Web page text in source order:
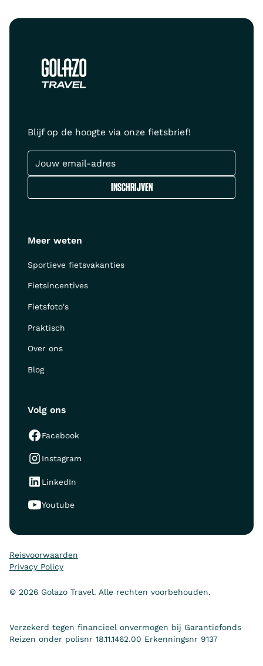
Blijf op de hoogte via onze fietsbrief!
Meer weten
Sportieve fietsvakanties
Fietsincentives
Fietsfoto's
Praktisch
Over ons
Blog
Volg ons
Facebook
Instagram
LinkedIn
Youtube
© 2026 Golazo Travel. Alle rechten voorbehouden.
Reisvoorwaarden
Privacy Policy
Verzekerd tegen financieel onvermogen bij Garantiefonds
Reizen onder polisnr 18.11.1462.00 Erkenningsnr 9137